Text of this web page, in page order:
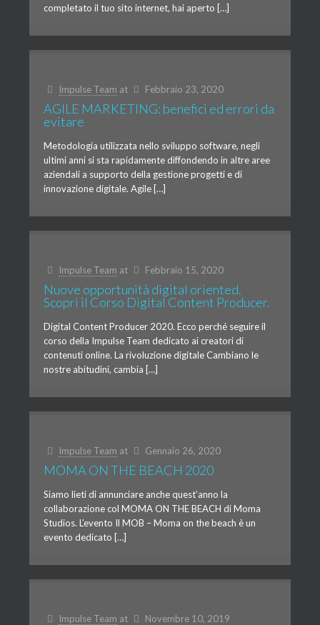
completato il tuo sito internet, hai aperto […]
Impulse Team at Febbraio 23, 2020
AGILE MARKETING: benefici ed errori da
evitare
Metodologia utilizzata nello sviluppo software, negli
ultimi anni si sta rapidamente diffondendo in altre aree
aziendali a supporto della gestione progetti e di
innovazione digitale. Agile […]
Impulse Team at Febbraio 15, 2020
Nuove opportunità digital oriented.
Scopri il Corso Digital Content Producer.
Digital Content Producer 2020. Ecco perché seguire il
corso della Impulse Team dedicato ai creatori di
contenuti online. La rivoluzione digitale Cambiano le
nostre abitudini, cambia […]
Impulse Team at Gennaio 26, 2020
MOMA ON THE BEACH 2020
Siamo lieti di annunciare anche quest’anno la
collaborazione col MOMA ON THE BEACH di Moma
Studios. L’evento Il MOB – Moma on the beach è un
evento dedicato […]
Impulse Team at Novembre 10, 2019